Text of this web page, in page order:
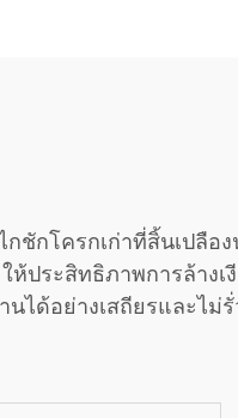
กชักโครกเก่าที่สิ้นเปลื
ห้ประสิทธิภาพการล้าง
นได้อย่างเสถียรและไ